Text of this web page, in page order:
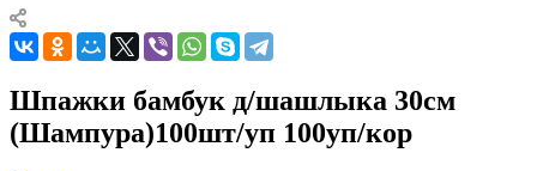
Шпажки бамбук д/шашлыка 30см
(Шампура)100шт/уп 100уп/кор